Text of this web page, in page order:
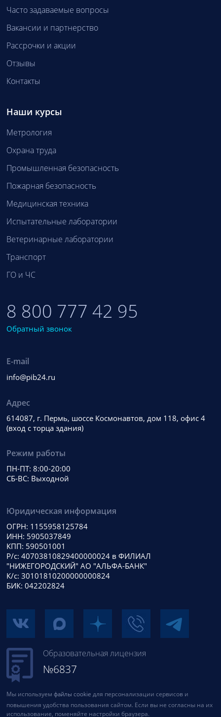
Часто задаваемые вопросы
Вакансии и партнерство
Рассрочки и акции
Отзывы
Контакты
Наши курсы
Метрология
Охрана труда
Промышленная безопасность
Пожарная безопасность
Медицинская техника
Испытательные лаборатории
Ветеринарные лаборатории
Транспорт
ГО и ЧС
8 800 777 42 95
Обратный звонок
E-mail
info@pib24.ru
Адрес
614087, г. Пермь, шоссе Космонавтов, дом 118, офис 4
(вход с торца здания)
Режим работы
ПН-ПТ: 8:00-20:00
СБ-ВС: Выходной
Юридическая информация
ОГРН: 1155958125784
ИНН: 5905037849
КПП: 590501001
Р/с: 40703810829400000024 в ФИЛИАЛ
"НИЖЕГОРОДСКИЙ" АО "АЛЬФА-БАНК"
К/с: 30101810200000000824
БИК: 042202824
Образовательная лицензия
№6837
Мы используем файлы cookie для персонализации сервисов и
повышения удобства пользования сайтом. Если вы не согласны на их
использование, поменяйте настройки браузера.